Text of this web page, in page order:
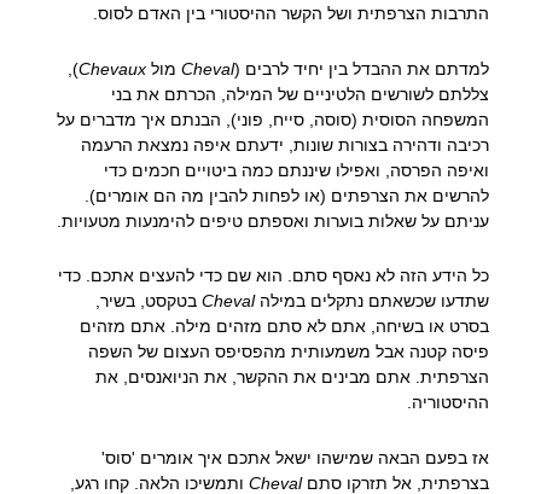
התרבות הצרפתית ושל הקשר ההיסטורי בין האדם לסוס.
למדתם את ההבדל בין יחיד לרבים (Chevalמול Chevaux
),
צללתם לשורשים הלטיניים של המילה, הכרתם את בני
המשפחה הסוסית (סוסה, סייח, פוני), הבנתם איך מדברים על
רכיבה ודהירה בצורות שונות, ידעתם איפה נמצאת הרעמה
ואיפה הפרסה, ואפילו שיננתם כמה ביטויים חכמים כדי
להרשים את הצרפתים (או לפחות להבין מה הם אומרים).
עניתם על שאלות בוערות ואספתם טיפים להימנעות מטעויות.
כל הידע הזה לא נאסף סתם. הוא שם כדי להעצים אתכם. כדי
שתדעו שכשאתם נתקלים במילהChevalבטקסט, בשיר,
בסרט או בשיחה, אתם לא סתם מזהים מילה. אתם מזהים
פיסה קטנה אבל משמעותית מהפסיפס העצום של השפה
הצרפתית. אתם מבינים את ההקשר, את הניואנסים, את
ההיסטוריה.
אז בפעם הבאה שמישהו ישאל אתכם איך אומרים 'סוס'
בצרפתית, אל תזרקו סתםChevalותמשיכו הלאה. קחו רגע,